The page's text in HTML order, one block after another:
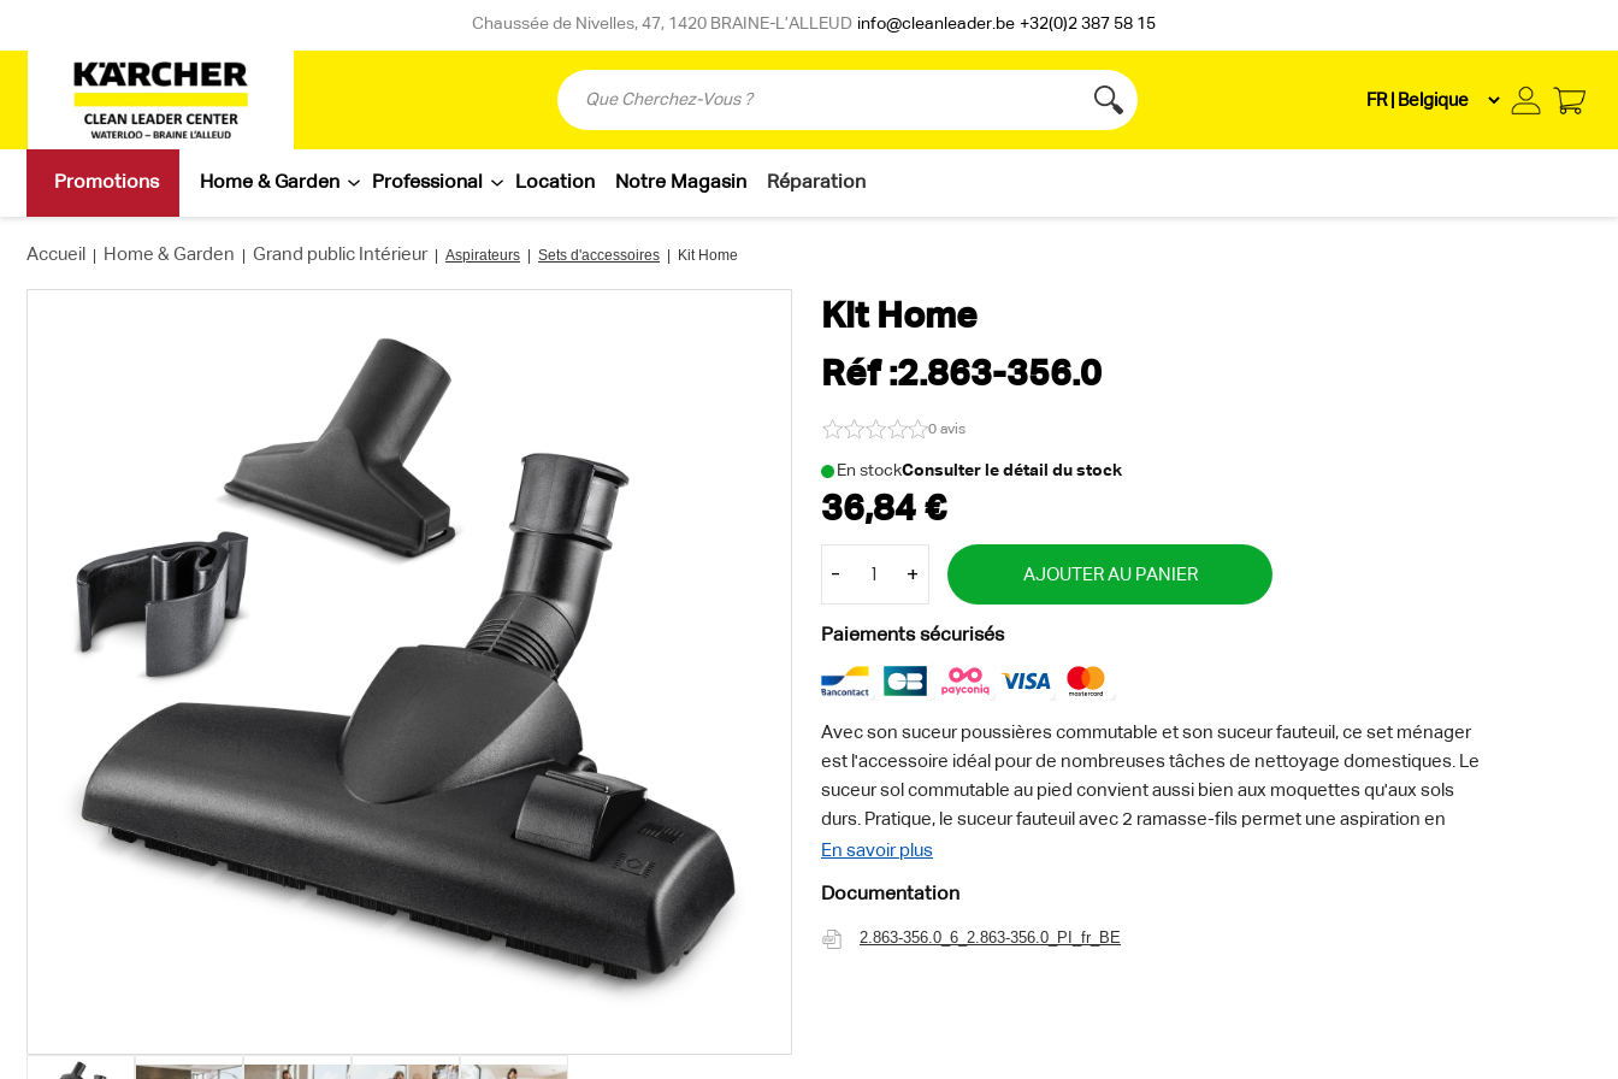
Chaussée de Nivelles, 47, 1420 BRAINE-L’ALLEUD info@cleanleader.be +32(0)2 387 58 15
Accueil | Home & Garden | Grand public Intérieur| Aspirateurs | Sets d'accessoires | Kit Home
Kit Home
Réf :2.863-356.0
0 avis
En stockConsulter le détail du stock
- + AJOUTER AU PANIER
Paiements sécurisés
Avec son suceur poussières commutable et son suceur fauteuil, ce set ménager
est l'accessoire idéal pour de nombreuses tâches de nettoyage domestiques. Le
suceur sol commutable au pied convient aussi bien aux moquettes qu'aux sols
durs. Pratique, le suceur fauteuil avec 2 ramasse-fils permet une aspiration en
douceur des capitonnages et meubles capitonnés.
Quantité - 3 - Pièce(s)
En savoir plus
Documentation
2.863-356.0_6_2.863-356.0_PI_fr_BE
Promotions Home & Garden Professional Location Notre Magasin Réparation